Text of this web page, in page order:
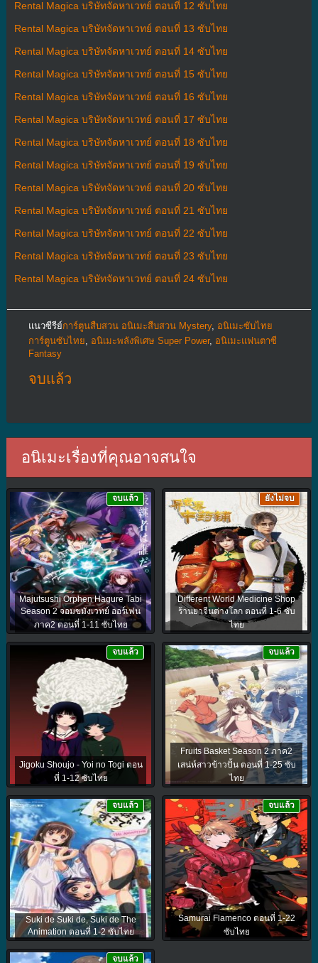
Rental Magica บริษัทจัดหาเวทย์ ตอนที่ 12 ซับไทย
Rental Magica บริษัทจัดหาเวทย์ ตอนที่ 13 ซับไทย
Rental Magica บริษัทจัดหาเวทย์ ตอนที่ 14 ซับไทย
Rental Magica บริษัทจัดหาเวทย์ ตอนที่ 15 ซับไทย
Rental Magica บริษัทจัดหาเวทย์ ตอนที่ 16 ซับไทย
Rental Magica บริษัทจัดหาเวทย์ ตอนที่ 17 ซับไทย
Rental Magica บริษัทจัดหาเวทย์ ตอนที่ 18 ซับไทย
Rental Magica บริษัทจัดหาเวทย์ ตอนที่ 19 ซับไทย
Rental Magica บริษัทจัดหาเวทย์ ตอนที่ 20 ซับไทย
Rental Magica บริษัทจัดหาเวทย์ ตอนที่ 21 ซับไทย
Rental Magica บริษัทจัดหาเวทย์ ตอนที่ 22 ซับไทย
Rental Magica บริษัทจัดหาเวทย์ ตอนที่ 23 ซับไทย
Rental Magica บริษัทจัดหาเวทย์ ตอนที่ 24 ซับไทย
แนวซีรีย์การ์ตูนสืบสวน อนิเมะสืบสวน Mystery, อนิเมะซับไทย
การ์ตูนซับไทย
อนิเมะพลังพิเศษ Super Power, อนิเมะแฟนตาซี
Fantasy
จบแล้ว
อนิเมะเรื่องที่คุณอาจสนใจ
Majutsushi Orphen Hagure Tabi
Season 2 จอมขมังเวทย์ ออร์เฟน
ภาค2 ตอนที่ 1-11 ซับไทย
จบแล้ว
Different World Medicine Shop
ร้านยาจีนต่างโลก ตอนที่ 1-6 ซับ
ไทย
ยังไม่จบ
Jigoku Shoujo - Yoi no Togi ตอน
ที่ 1-12 ซับไทย
จบแล้ว
Fruits Basket Season 2 ภาค2
เสน่ห์สาวข้าวปั้น ตอนที่ 1-25 ซับ
ไทย
จบแล้ว
Suki de Suki de, Suki de The
Animation ตอนที่ 1-2 ซับไทย
จบแล้ว
Samurai Flamenco ตอนที่ 1-22
ซับไทย
จบแล้ว
จบแล้ว